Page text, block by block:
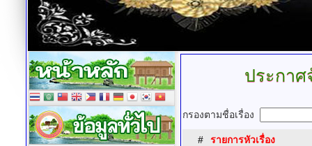
ประกาศ
กรองตามชื่อเรื่อง
# รายการหัวเรื่อง